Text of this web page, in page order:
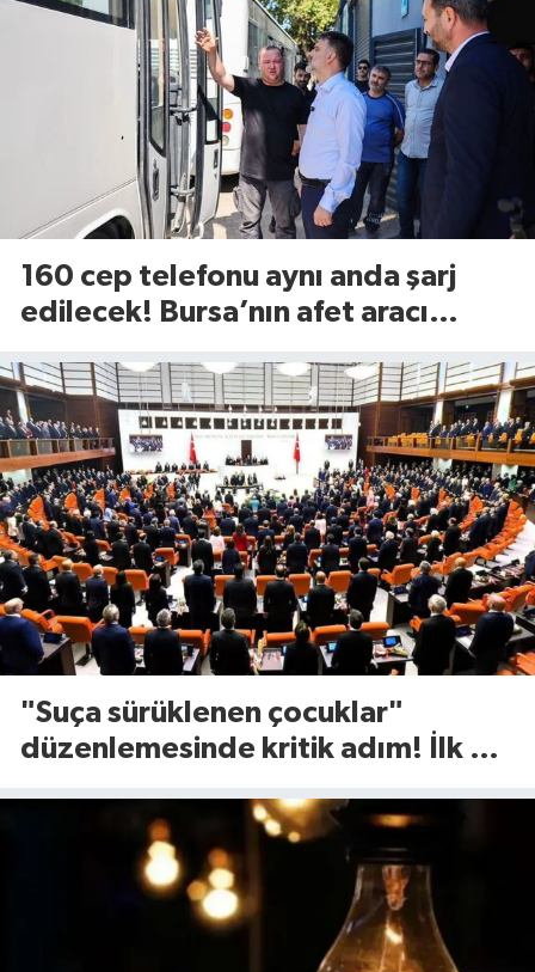
160 cep telefonu aynı anda şarj
edilecek! Bursa’nın afet aracı
"Suça sürüklenen çocuklar"
düzenlemesinde kritik adım! İlk 2